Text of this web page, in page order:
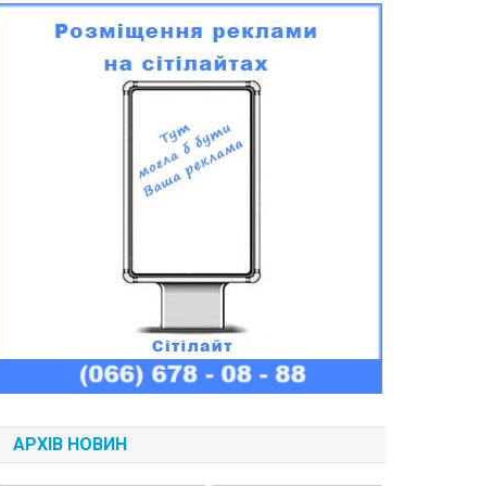
АРХІВ НОВИН